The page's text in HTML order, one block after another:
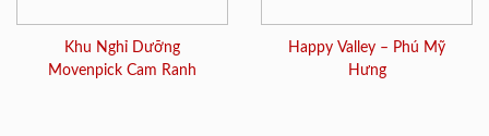
Khu Nghỉ Dưỡng
Movenpick Cam Ranh
Happy Valley – Phú Mỹ
Hưng